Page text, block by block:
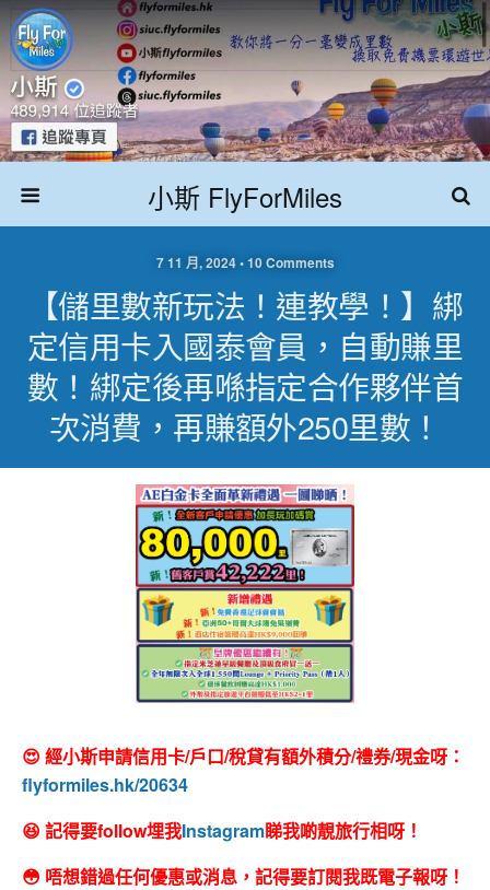
小斯 FlyForMiles
7 11 月, 2024 • 10 Comments
【儲里數新玩法！連教學！】綁
定信用卡入國泰會員，自動賺里
數！綁定後再喺指定合作夥伴首
次消費，再賺額外250里數！
😍 經小斯申請信用卡/戶口/稅貸有額外積分/禮券/現金呀：
flyformiles.hk/20634
😆 記得要follow埋我Instagram睇我啲靚旅行相呀！
😳 唔想錯過任何優惠或消息，記得要訂閱我既電子報呀！